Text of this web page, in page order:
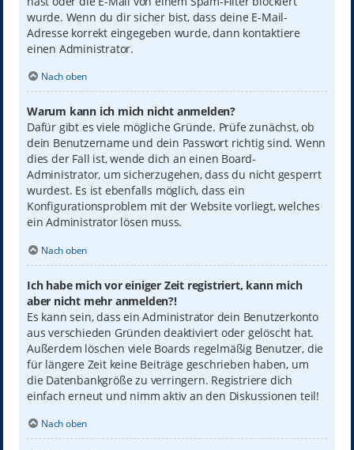
wurde. Wenn du dir sicher bist, dass deine E-Mail-
Adresse korrekt eingegeben wurde, dann kontaktiere
einen Administrator.
Nach oben
Warum kann ich mich nicht anmelden?
Dafür gibt es viele mögliche Gründe. Prüfe zunächst, ob
dein Benutzername und dein Passwort richtig sind. Wenn
dies der Fall ist, wende dich an einen Board-
Administrator, um sicherzugehen, dass du nicht gesperrt
wurdest. Es ist ebenfalls möglich, dass ein
Konfigurationsproblem mit der Website vorliegt, welches
ein Administrator lösen muss.
Nach oben
Ich habe mich vor einiger Zeit registriert, kann mich
aber nicht mehr anmelden?!
Es kann sein, dass ein Administrator dein Benutzerkonto
aus verschieden Gründen deaktiviert oder gelöscht hat.
Außerdem löschen viele Boards regelmäßig Benutzer, die
für längere Zeit keine Beiträge geschrieben haben, um
die Datenbankgröße zu verringern. Registriere dich
einfach erneut und nimm aktiv an den Diskussionen teil!
Nach oben